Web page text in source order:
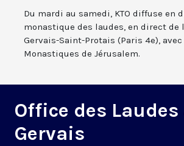
Du mardi au samedi, KTO diffuse en
monastique des laudes, en direct de
Gervais-Saint-Protais (Paris 4e),
Monastiques de Jérusalem.
Office des Laudes
Gervais